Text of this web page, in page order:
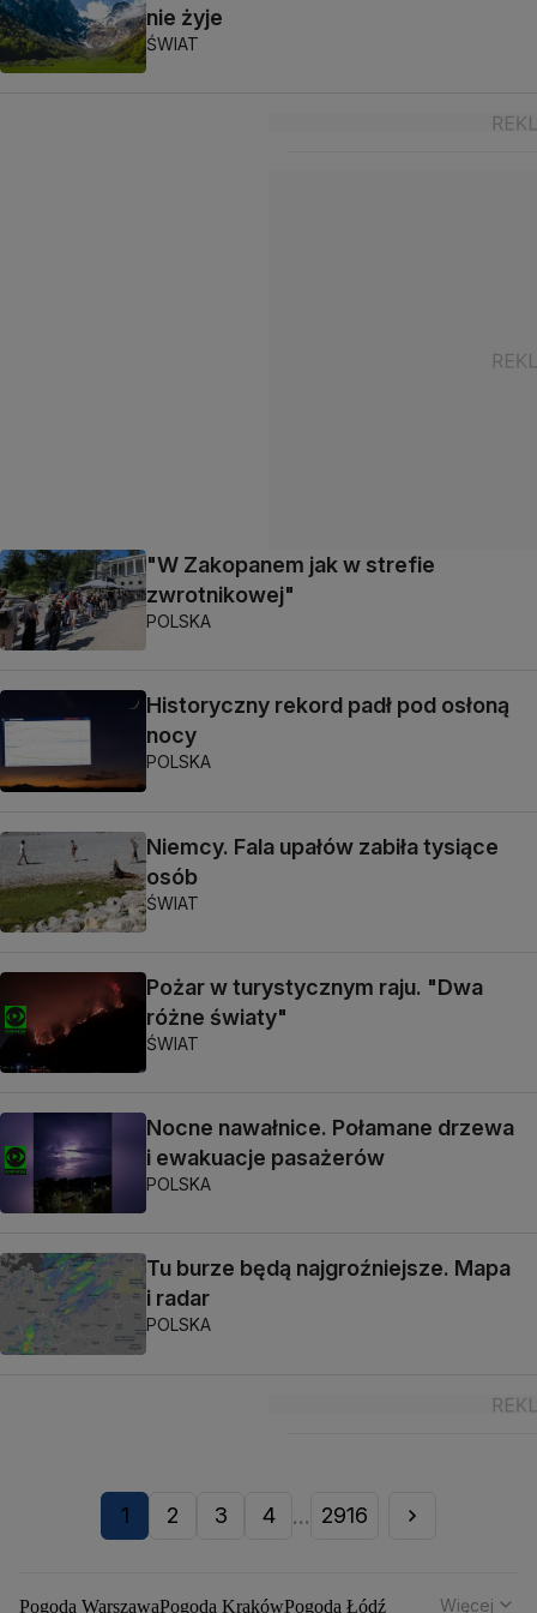
nie żyje
ŚWIAT
"W Zakopanem jak w strefie
zwrotnikowej"
POLSKA
Historyczny rekord padł pod osłoną
nocy
POLSKA
Niemcy. Fala upałów zabiła tysiące
osób
ŚWIAT
Pożar w turystycznym raju. "Dwa
różne światy"
ŚWIAT
Nocne nawałnice. Połamane drzewa
i ewakuacje pasażerów
POLSKA
Tu burze będą najgroźniejsze. Mapa
i radar
POLSKA
1 2 3 4 ... 2916
Pogoda WarszawaPogoda KrakówPogoda Łódź
Więcej